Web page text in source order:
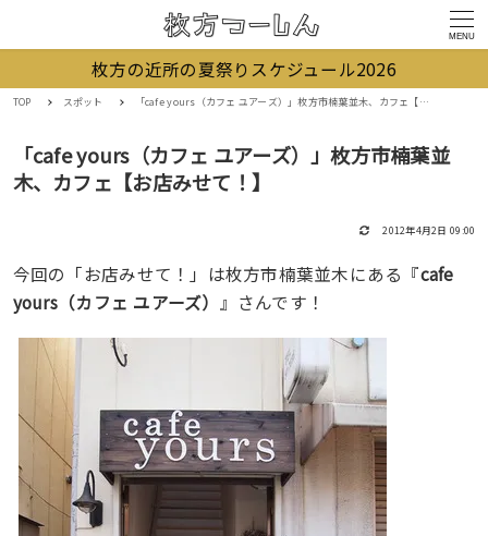
MENU
枚方の近所の夏祭りスケジュール2026
TOP スポット 「cafe yours（カフェ ユアーズ）」枚方市楠葉並木、カフェ【お店みせて！】
「cafe yours（カフェ ユアーズ）」枚方市楠葉並
木、カフェ【お店みせて！】
2012年4月2日 09:00
今回の「お店みせて！」は枚方市楠葉並木にある『cafe
yours（カフェ ユアーズ）
』さんです！